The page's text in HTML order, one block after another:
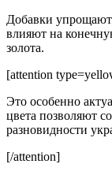
Добавки
влияют на
золота.
[attention
Это особенно
цвета позволяют
разновидности
[/attention]